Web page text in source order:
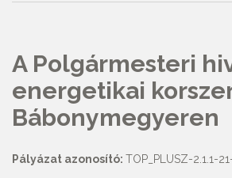
A Polgármesteri
energetikai
Bábonymegyeren
Pályázat azonosító: TOP_PLUSZ-2.1.1-